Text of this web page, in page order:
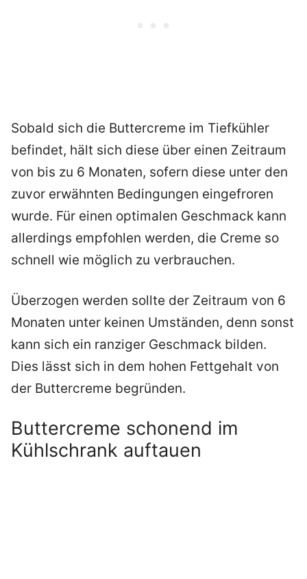
Sobald sich die Buttercreme im Tiefkühler
befindet, hält sich diese über einen Zeitraum
von bis zu 6 Monaten, sofern diese unter den
zuvor erwähnten Bedingungen eingefroren
wurde. Für einen optimalen Geschmack kann
allerdings empfohlen werden, die Creme so
schnell wie möglich zu verbrauchen.
Überzogen werden sollte der Zeitraum von 6
Monaten unter keinen Umständen, denn sonst
kann sich ein ranziger Geschmack bilden.
Dies lässt sich in dem hohen Fettgehalt von
der Buttercreme begründen.
Buttercreme schonend im
Kühlschrank auftauen